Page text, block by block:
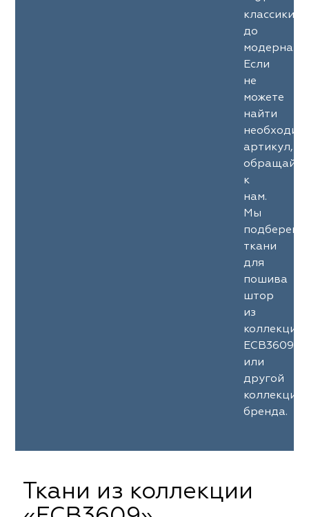
классики
до
модерна.
Если
не
можете
найти
артикул,
к
нам.
Мы
подберем
ткани
для
пошива
штор
из
ECB3609
или
другой
коллекции
бренда.
Ткани из коллекции